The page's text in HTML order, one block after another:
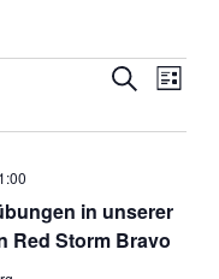
und
Suche
Liste
in unserer
Red Storm Bravo